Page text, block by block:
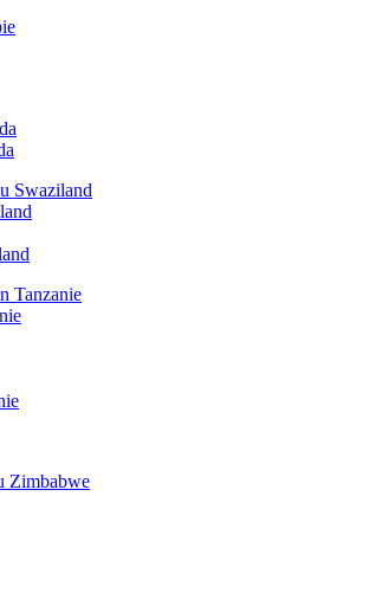
Swaziland
Tanzanie
Zimbabwe